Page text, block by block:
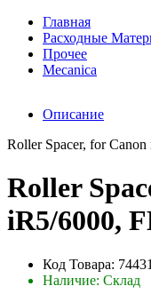
Главная
Расходные
Прочее
Mecanica
Описание
Roller Spacer, for
Roller
iR5/6000,
Код Товара:
Наличие: Склад